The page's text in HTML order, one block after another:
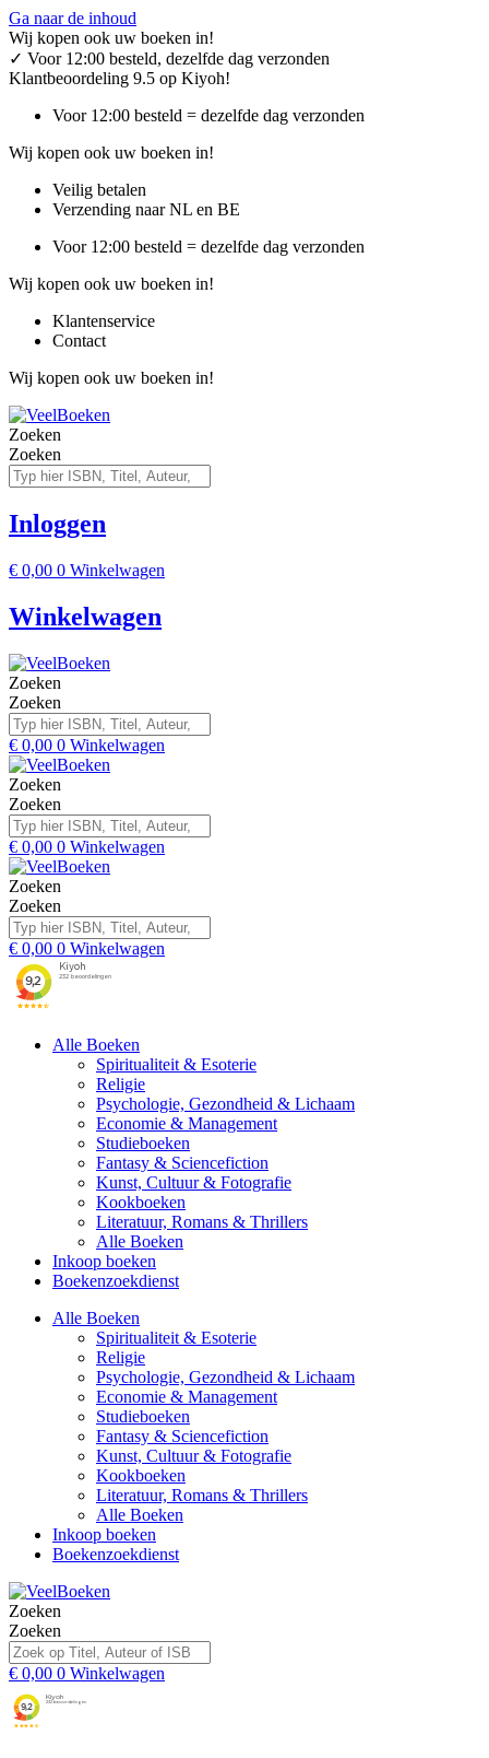
Ga naar de inhoud
Wij kopen ook uw boeken in!
✓ Voor 12:00 besteld, dezelfde dag verzonden
Klantbeoordeling 9.5 op Kiyoh!
Voor 12:00 besteld = dezelfde dag verzonden
Wij kopen ook uw boeken in!
Veilig betalen
Verzending naar NL en BE
Voor 12:00 besteld = dezelfde dag verzonden
Wij kopen ook uw boeken in!
Klantenservice
Contact
Wij kopen ook uw boeken in!
Zoeken
Zoeken
Inloggen
€ 0,00 0 Winkelwagen
Winkelwagen
Zoeken
Zoeken
€ 0,00 0 Winkelwagen
Zoeken
Zoeken
€ 0,00 0 Winkelwagen
Zoeken
Zoeken
€ 0,00 0 Winkelwagen
Alle Boeken
Spiritualiteit & Esoterie
Religie
Psychologie, Gezondheid & Lichaam
Economie & Management
Studieboeken
Fantasy & Sciencefiction
Kunst, Cultuur & Fotografie
Kookboeken
Literatuur, Romans & Thrillers
Alle Boeken
Inkoop boeken
Boekenzoekdienst
Alle Boeken
Spiritualiteit & Esoterie
Religie
Psychologie, Gezondheid & Lichaam
Economie & Management
Studieboeken
Fantasy & Sciencefiction
Kunst, Cultuur & Fotografie
Kookboeken
Literatuur, Romans & Thrillers
Alle Boeken
Inkoop boeken
Boekenzoekdienst
Zoeken
Zoeken
€ 0,00 0 Winkelwagen